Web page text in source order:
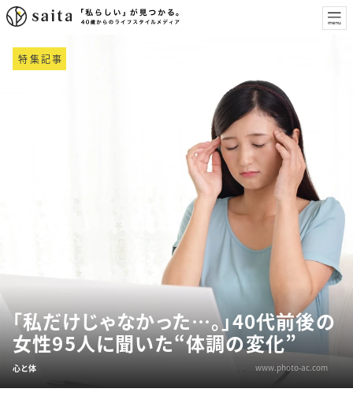
特集記事
「私だけじゃなかった…。」40代前後の
女性95人に聞いた“体調の変化”
心と体 www.photo-ac.com